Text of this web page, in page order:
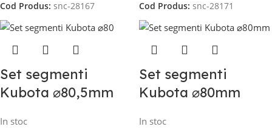
Cod Produs: snc-28167 Cod Produs: snc-28171
Set segmenti
Kubota ⌀80,5mm
In stoc
Set segmenti
Kubota ⌀80mm
In stoc